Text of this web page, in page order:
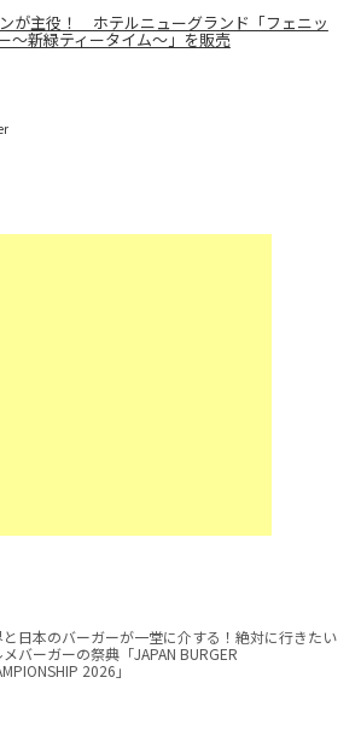
が主役！ ホテルニューグランド「フェニッ
～新緑ティータイム～」を販売
日本のバーガーが一堂に介する！絶対に行きたい
メバーガーの祭典「JAPAN BURGER
2026」